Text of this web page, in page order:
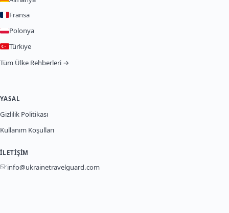
Fransa
Polonya
Türkiye
Tüm Ülke Rehberleri →
YASAL
Gizlilik Politikası
Kullanım Koşulları
İLETIŞIM
info@ukrainetravelguard.com